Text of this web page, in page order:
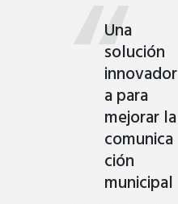
Una
solución
innovador
a para
mejorar la
comunica
ción
municipal